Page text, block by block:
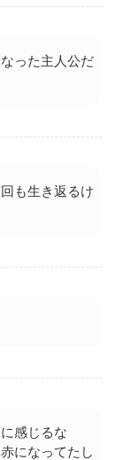
った主人公だ
も生き返るけ
感じるな
になってたし